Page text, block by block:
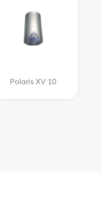
Polaris XV 10